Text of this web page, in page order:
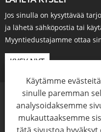
Jos sinulla on kysyttävää
ja lähetä sähköpostia tai
Myyntiedustajamme ottaa
KYSY NYT
Sitemap
Käytämme
sinulle paremman
analysoidaksemme
mukauttaaksemme